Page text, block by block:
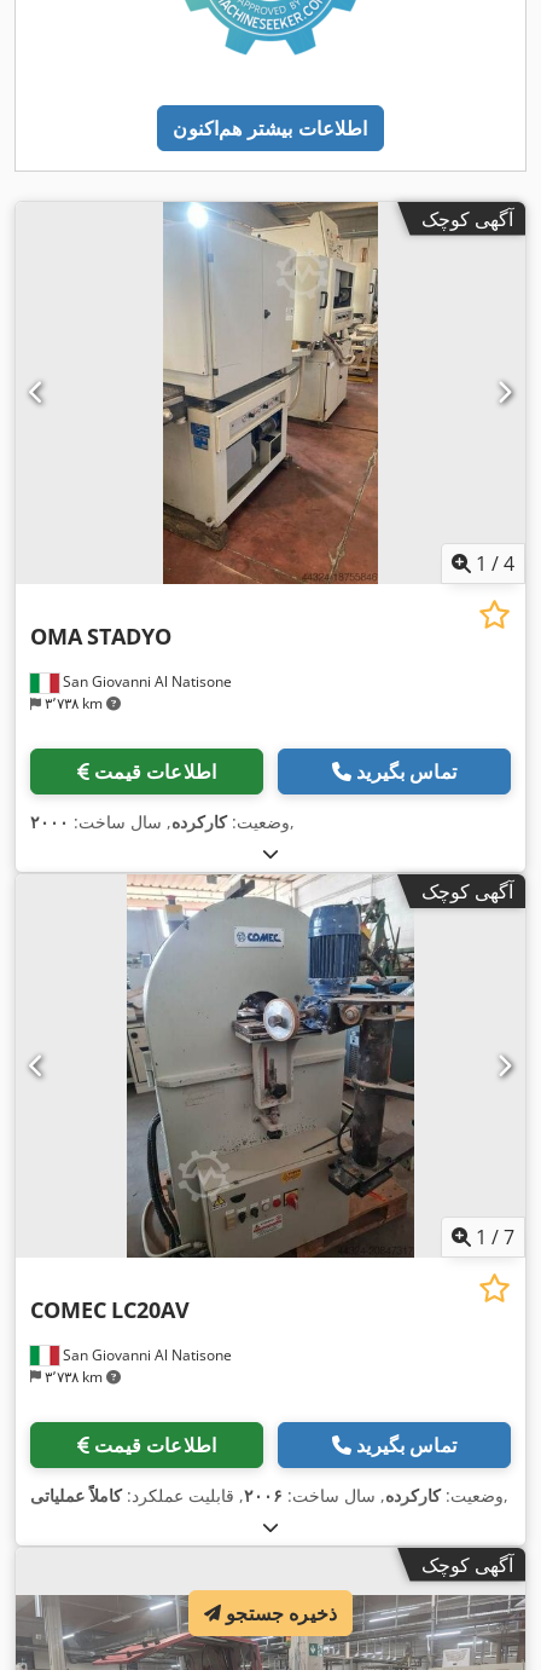
اطلاعات بیشتر هم‌اکنون
آگهی کوچک
1 /4
San Giovanni Al Natisone
۳٬۷۳۸ km
OMASTADYO
اطلاعات قیمت تماس بگیرید
وضعیت:کارکرده, سال ساخت: ۲۰۰۰ ,
آگهی کوچک
1 /7
San Giovanni Al Natisone
۳٬۷۳۸ km
COMEC LC20AV
اطلاعات قیمت تماس بگیرید
وضعیت:کارکرده, سال ساخت: ۲۰۰۶, قابلیت عملکرد:کاملاً عملیاتی ,
آگهی کوچک
ذخیره جستجو